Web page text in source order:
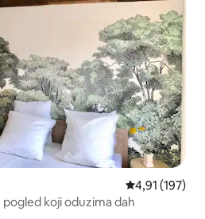
Prosječna
4,91 (197)
koji oduzima dah